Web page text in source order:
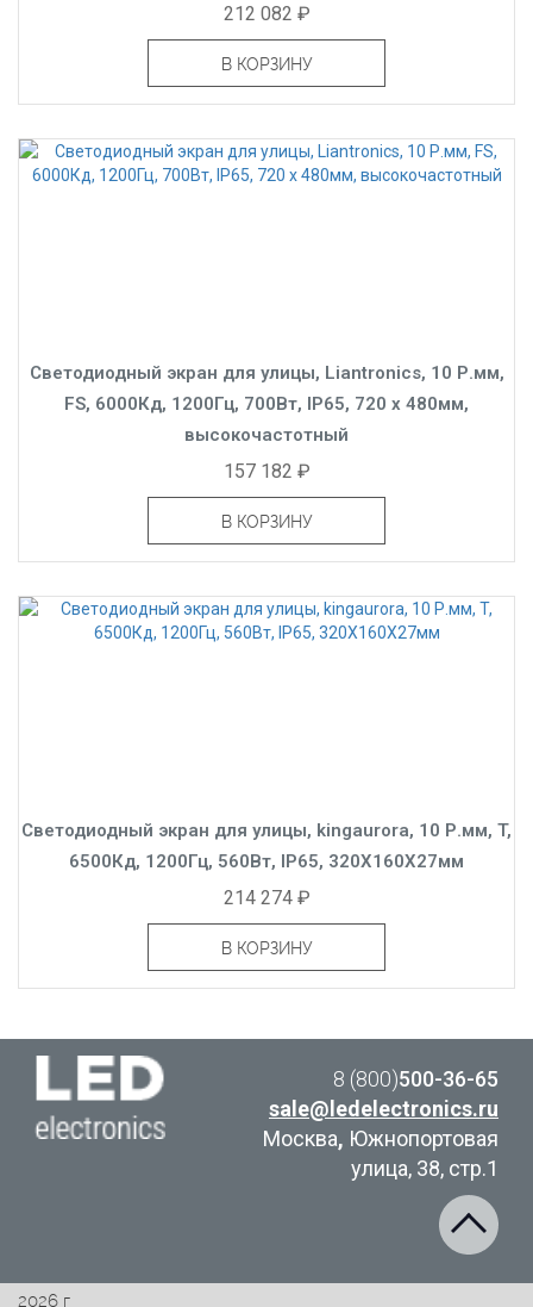
212 082 ₽
В КОРЗИНУ
Светодиодный экран для улицы, Liantronics, 10 Р.мм,
FS, 6000Кд, 1200Гц, 700Вт, IP65, 720 x 480мм,
высокочастотный
157 182 ₽
В КОРЗИНУ
Светодиодный экран для улицы, kingaurora, 10 Р.мм, T,
6500Кд, 1200Гц, 560Вт, IP65, 320X160X27мм
214 274 ₽
В КОРЗИНУ
8 (800)500-36-65
sale@ledelectronics.ru
Москва, Южнопортовая
улица, 38, стр.1
2026 г